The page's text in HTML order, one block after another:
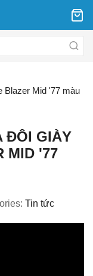
Blazer Mid '77 màu
ĐÔI GIÀY
MID '77
Tin tức